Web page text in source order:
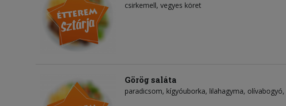
csirkemell, vegyes köret
Görög saláta
paradicsom kígyóuborka lilahagyma olívabogyó